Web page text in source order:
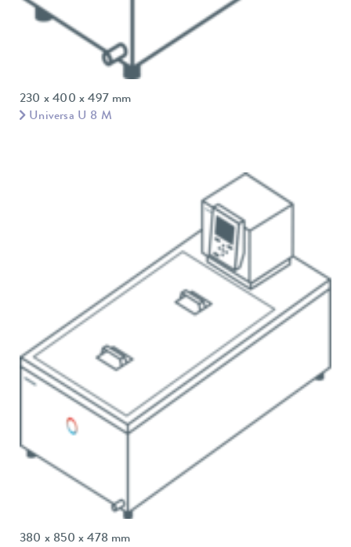
230 x 400 x 497 mm
Universa U 8 M
380 x 850 x 478 mm